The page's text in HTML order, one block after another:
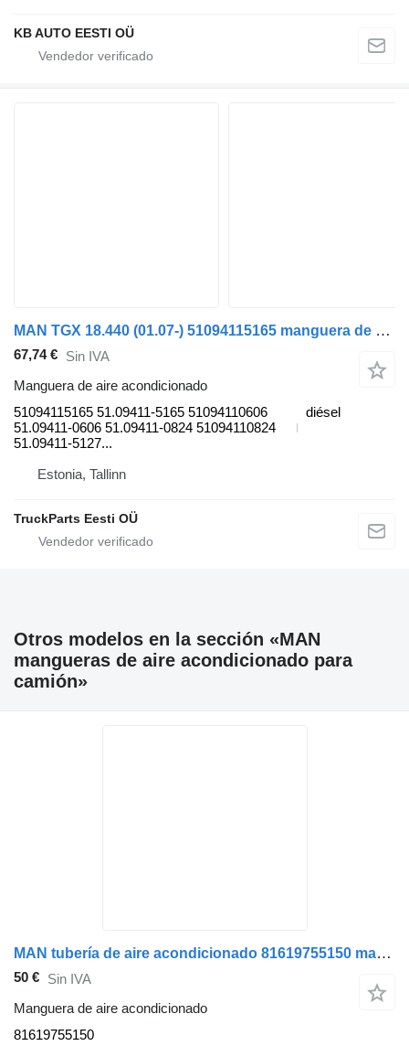
KB AUTO EESTI OÜ
MAN TGX 18.440 (01.07-) 51094115165 manguera de aire acondicionado para MAN TGL, TGM, TGS, TGX (2005-2021) camión
67,74 € Sin IVA
Manguera de aire acondicionado
51094115165 51.09411-5165 51094110606
51.09411-0606 51.09411-0824 51094110824
51.09411-5127...
diésel
Estonia, Tallinn
TruckParts Eesti OÜ
Otros modelos en la sección «MAN
mangueras de aire acondicionado para
camión»
MAN tubería de aire acondicionado 81619755150 manguera de aire acondicionado para camión
50 € Sin IVA
Manguera de aire acondicionado
81619755150